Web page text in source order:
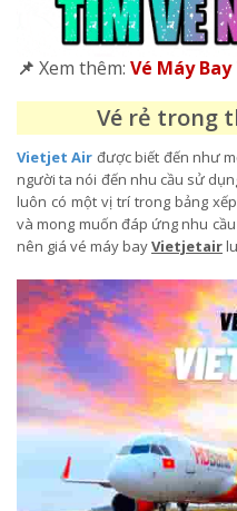
📌 Xem thêm: Vé Máy
Vé rẻ trong
Vietjet Air được biết đến như
người ta nói đến nhu cầu sử
luôn có một vị trí trong bảng
và mong muốn đáp ứng nhu
nên giá vé máy bayVietjetair